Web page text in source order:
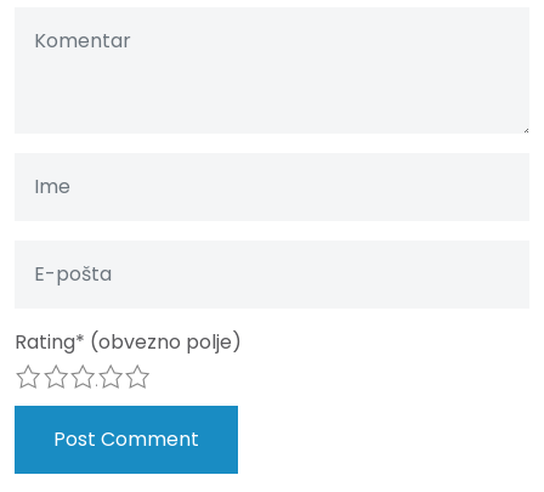
Rating* (obvezno polje)
5
4
3
2